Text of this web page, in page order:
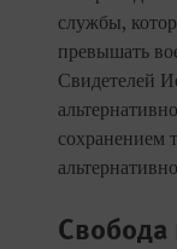
службы,
превышать
Свидетелей
сохранением